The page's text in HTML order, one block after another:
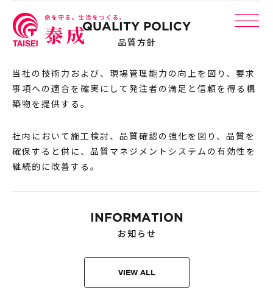
QUALITY POLICY
品質方針
当社の技術力および、現場管理能力の向上を図り、要求
事項への適合を確実にして発注者の満足と信頼を得る構
築物を提供する。
社内において施工検討、品質確認の強化を図り、品質を
確保すると供に、品質マネジメントシステムの有効性を
継続的に改善する。
INFORMATION
お知らせ
VIEW ALL